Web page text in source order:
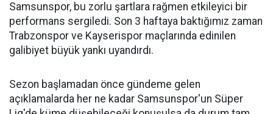
Samsunspor, bu zorlu şartlara rağmen etkileyici bir
performans sergiledi. Son 3 haftaya baktığımız zaman
Trabzonspor ve Kayserispor maçlarında edinilen
galibiyet büyük yankı uyandırdı.
Sezon başlamadan önce gündeme gelen
açıklamalarda her ne kadar Samsunspor'un Süper